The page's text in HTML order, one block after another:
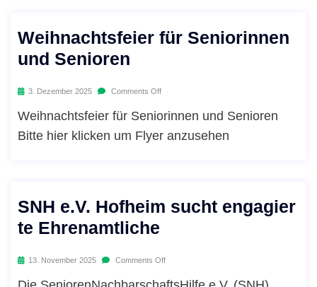
Weihnachtsfeier für Seniorinnen
und Senioren
3. Dezember 2025 Comments Off
Weihnachtsfeier für Seniorinnen und Senioren
Bitte hier klicken um Flyer anzusehen
SNH e.V. Hofheim sucht engagier
te Ehrenamtliche
13. November 2025 Comments Off